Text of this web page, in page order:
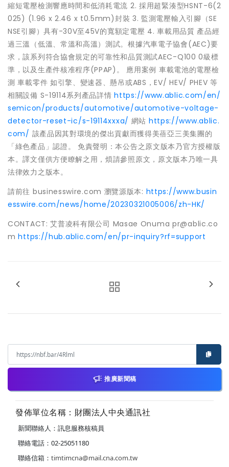
縮短電壓檢測響應時間和低消耗電流 2. 採用超緊湊型HSNT-6(2
025) (1.96 x 2.46 x t0.5mm)封裝 3. 監測電壓輸入引腳（SE
NSE引腳）具有-30V至45V的寬額定電壓 4. 車載用品質 產品經
過三溫（低溫、常溫和高溫）測試。根據汽車電子協會(AEC)要
求，該系列符合協會規定的可靠性和品質測試AEC-Q100 0級標
準，以及生產件核准程序(PPAP)。 應用案例 車載電池的電壓檢
測 車載零件 如引擎、變速器、懸吊或ABS，EV/ HEV/ PHEV 等
相關設備 S-19114系列產品詳情https://www.ablic.com/en/
semicon/products/automotive/automotive-voltage-
detector-reset-ic/s-19114xxxa/ 網站 https://www.ablic.
com/ 該產品因其對環境的傑出貢獻而獲得美蓓亞三美集團的
「綠色產品」認證。 免責聲明：本公告之原文版本乃官方授權版
本。譯文僅供方便瞭解之用，煩請參照原文，原文版本乃唯一具
法律效力之版本。
請前往 businesswire.com 瀏覽源版本: https://www.busin
esswire.com/news/home/20230321005006/zh-HK/
CONTACT: 艾普凌科有限公司 Masae Onuma pr@ablic.co
mhttps://hub.ablic.com/en/pr-inquiry?rf=support
推廣新聞稿
發佈單位名稱：財團法人中央通訊社
新聞聯絡人：訊息服務核稿員
聯絡電話：02-25051180
聯絡信箱： timtimcna@mail.cna.com.tw